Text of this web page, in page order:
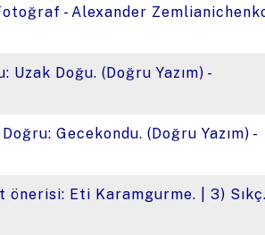
- Alexander
Uzak Doğu. (Doğru Yazım) -
Gecekondu. (Doğru Yazım) -
önerisi: Eti Karamgurme. | 3)